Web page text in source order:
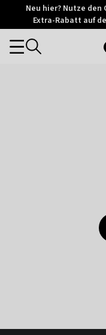
Otrium
Trustpilot
Neu hier? Nutze den
Extra-Rabatt auf
Categories